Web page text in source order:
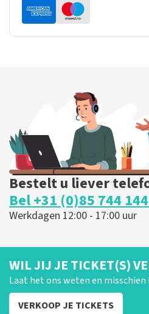
Bestelt u liever
Bel +31 (0)85 744
Werkdagen 12:00 - 17:00 uur
WIL JIJ JE TICKET(S)
Laat het ons weten en
VERKOOP JE TICKETS